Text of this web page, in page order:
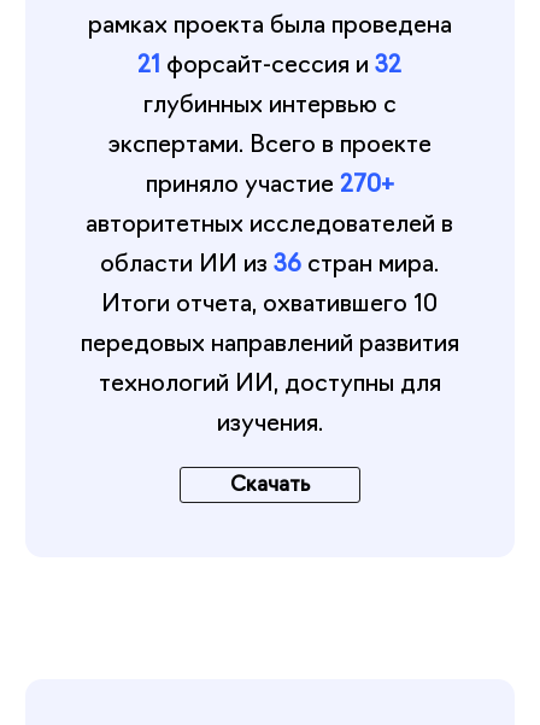
рамках проекта была проведена
21 форсайт-сессия и32
глубинных интервью с
экспертами. Всего в проекте
приняло участие 270+
авторитетных исследователей в
области ИИ из36 стран мира.
Итоги отчета, охватившего 10
передовых направлений развития
технологий ИИ, доступны для
изучения.
Скачать